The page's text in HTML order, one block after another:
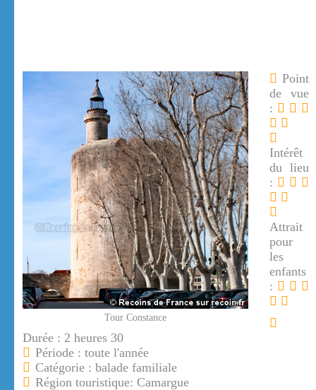
Tour Constance
Point
de vue
:
Intérêt
du lieu
:
Attrait
pour
les
enfants
:
Durée : 2 heures 30
Période : toute l'année
Catégorie : balade familiale
Région touristique: Camargue